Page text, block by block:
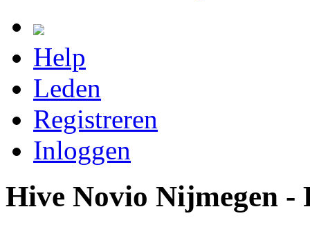
Help
Leden
Registreren
Inloggen
Hive Novio Nijmegen -